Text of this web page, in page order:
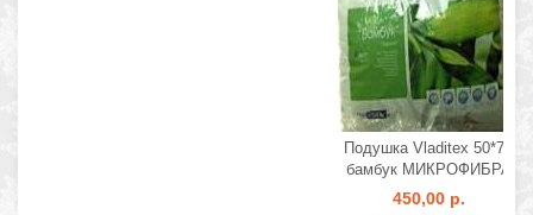
Подушка Vladitex 50*70
бамбук МИКРОФИБРА
450,00 р.